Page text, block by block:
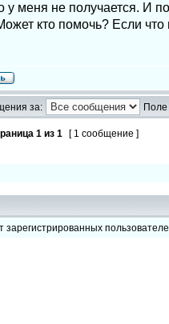
у меня не получается. И
кто помочь? Если что
за: Поле
1 из 1 [ 1 сообщение ]